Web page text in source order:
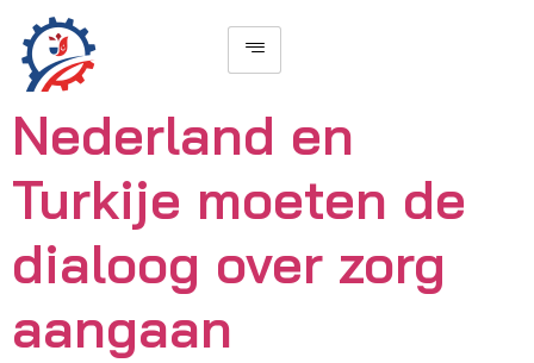
Nederland en
Turkije moeten de
dialoog over zorg
aangaan